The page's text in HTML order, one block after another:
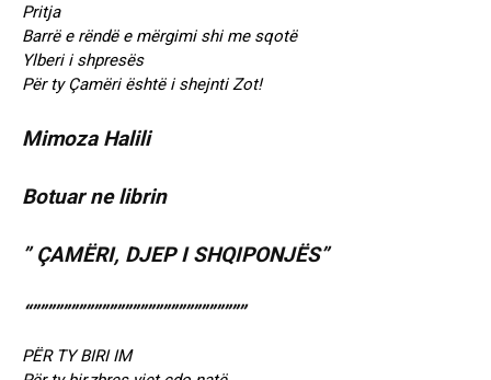
Pritja
Barrë e rëndë e mërgimi shi me sqotë
Ylberi i shpresës
Për ty Çamëri është i shejnti Zot!
Mimoza Halili
Botuar ne librin
” ÇAMËRI, DJEP I SHQIPONJËS”
“””””””””””””””””””””””””””””
PËR TY BIRI IM